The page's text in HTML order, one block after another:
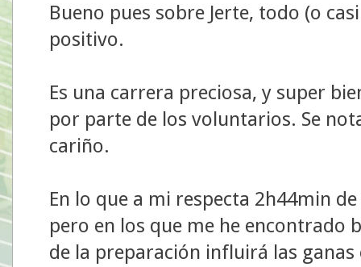
Bueno pues sobre Jerte, todo (o
positivo.
Es una carrera preciosa, y super
por parte de los voluntarios. Se
cariño.
En lo que a mi respecta 2h44min
pero en los que me he encontrado
de la preparación influirá las